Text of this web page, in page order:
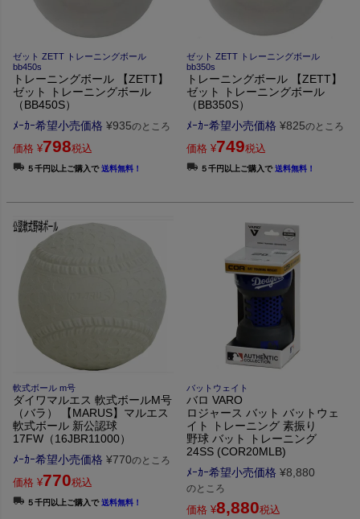
ゼット ZETT トレーニングボール
bb450s
トレーニングボール 【ZETT】
ゼット トレーニングボール
（BB450S）
ﾒｰｶｰ希望小売価格 ¥935のところ
価格 ¥798税込
５千円以上ご購入で送料無料！
ゼット ZETT トレーニングボール
bb350s
トレーニングボール 【ZETT】
ゼット トレーニングボール
（BB350S）
ﾒｰｶｰ希望小売価格 ¥825のところ
価格 ¥749税込
５千円以上ご購入で送料無料！
軟式ボール m号
ダイワマルエス 軟式ボールM号
（バラ） 【MARUS】マルエス
軟式ボール 新公認球
17FW（16JBR11000）
ﾒｰｶｰ希望小売価格 ¥770のところ
価格 ¥770税込
５千円以上ご購入で送料無料！
バットウェイト
バロ VARO
ロジャース バット バットウェ
イト トレーニング 素振り
野球 バット トレーニング
24SS (COR20MLB)
ﾒｰｶｰ希望小売価格 ¥8,880
のところ
価格 ¥8,880税込